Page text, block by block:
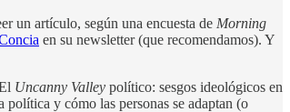
un artículo, según una encuesta de Morning
en su newsletter (que recomendamos). Y
Uncanny Valley político: sesgos ideológicos en
y cómo las personas se adaptan (o